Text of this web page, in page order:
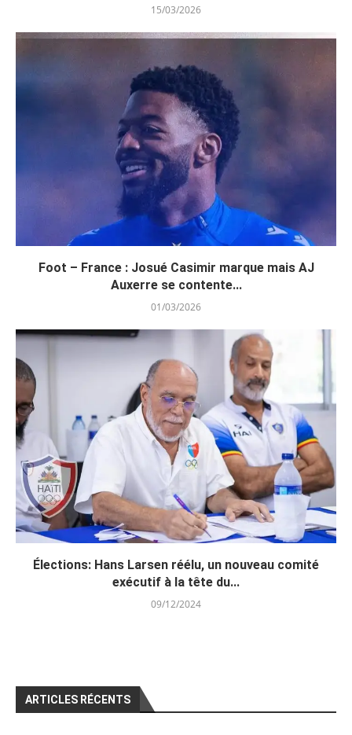
15/03/2026
Foot – France : Josué Casimir marque mais AJ
Auxerre se contente...
01/03/2026
Élections: Hans Larsen réélu, un nouveau comité
exécutif à la tête du...
09/12/2024
ARTICLES RÉCENTS